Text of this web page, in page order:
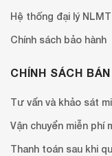
Hệ thống đại lý NLMT
Chính sách bảo hành
CHÍNH SÁCH
Tư vấn và khảo sát
Vận chuyển miễn phí
Thanh toán sau khi